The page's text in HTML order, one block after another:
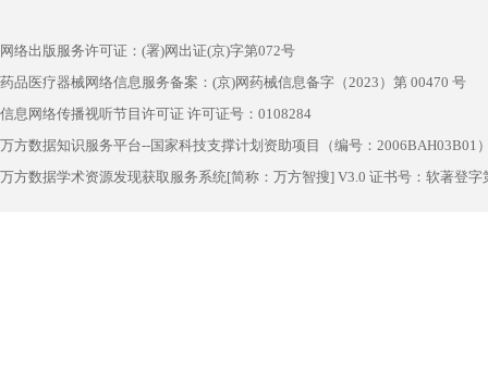
网络出版服务许可证：(署)网出证(京)字第072号
药品医疗器械网络信息服务备案：(京)网药械信息备字（2023）第 00470 号
信息网络传播视听节目许可证 许可证号：0108284
万方数据知识服务平台--国家科技支撑计划资助项目（编号：2006BAH03B01
万方数据学术资源发现获取服务系统[简称：万方智搜] V3.0 证书号：软著登字